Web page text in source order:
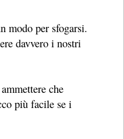
modo per sfogarsi.
davvero i nostri
che
più facile se i